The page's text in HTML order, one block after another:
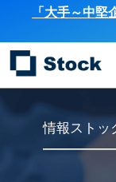
「大手～中
情報ストッ